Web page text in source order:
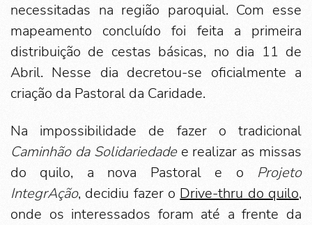
necessitadas na região paroquial. Com esse
mapeamento concluído foi feita a primeira
distribuição de cestas básicas, no dia 11 de
Abril. Nesse dia decretou-se oficialmente a
criação da Pastoral da Caridade.
Na impossibilidade de fazer o tradicional
Caminhão da Solidariedadee realizar as missas
do quilo, a nova Pastoral e o Projeto
IntegrAção, decidiu fazer o Drive-thru do quilo,
onde os interessados foram até a frente da